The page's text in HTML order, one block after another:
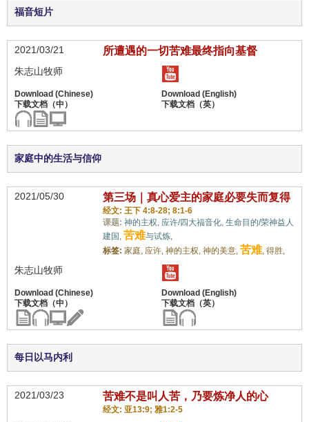
福音短片
2021/03/21 所遭遇的一切苦难最终指向基督
朱志山牧师
家庭中的生活与信仰
2021/05/30 第三场｜真心爱主的家庭必要失而复得
经文: 王下 4:8-28; 8:1-6
课题: 神的主权, 应许/四大福音化, 生命目的/荣神益人
建国, 苦难与试炼,
标签: 家庭, 应许, 神的主权, 神的美意, 苦难, 得胜,
朱志山牧师
每日以马内利
2021/03/23 苦难不是叫人苦，乃要炼净人的心
经文: 亚13:9; 雅1:2-5